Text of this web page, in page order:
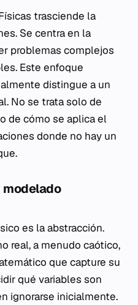
trasciende la
Se centra en la
problemas complejos
Este enfoque
distingue a un
No se trata solo de
de cómo se aplica el
donde no hay un
es la abstracción.
real, a menudo caótico,
que capture su
qué variables son
ignorarse inicialmente.